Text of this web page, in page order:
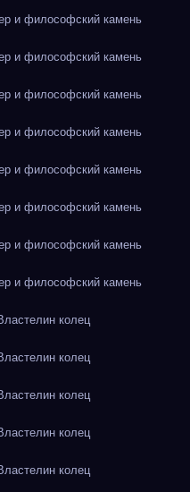
и философский камень
и философский камень
и философский камень
и философский камень
и философский камень
и философский камень
и философский камень
и философский камень
колец
колец
колец
колец
колец